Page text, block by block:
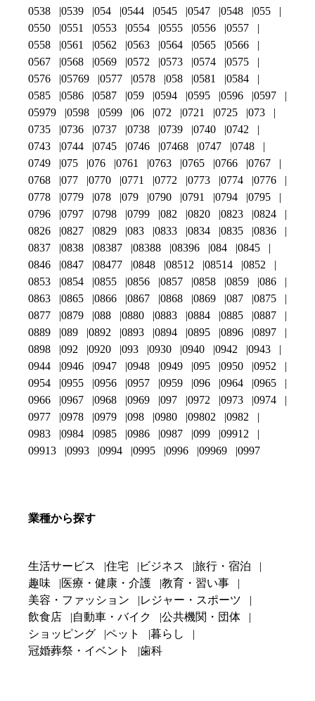
0538
0539 054 0544 0545 0547 0548
055
0550
0551 0553 0554 0555 0556
0557
0558
0561 0562 0563 0564 0565
0566
0567
0568 0569 0572 0573 0574
0575
0576
05769 0577 0578 058 0581
0584
0585
0586 0587 059 0594 0595 0596
0597
05979
0598 0599 06 072 0721 0725
073
0735
0736 0737 0738 0739 0740
0742
0743
0744 0745 0746 07468 0747
0748
0749
075 076 0761 0763 0765 0766
0767
0768
077 0770 0771 0772 0773 0774
0776
0778
0779 078 079 0790 0791 0794
0795
0796
0797 0798 0799 082 0820 0823
0824
0826
0827 0829 083 0833 0834 0835
0836
0837
0838 08387 08388 08396 084
0845
0846
0847 08477 0848 08512 08514
0852
0853
0854 0855 0856 0857 0858 0859
086
0863
0865 0866 0867 0868 0869 087
0875
0877
0879 088 0880 0883 0884 0885
0887
0889
089 0892 0893 0894 0895 0896
0897
0898
092 0920 093 0930 0940 0942
0943
0944
0946 0947 0948 0949 095 0950
0952
0954
0955 0956 0957 0959 096 0964
0965
0966
0967 0968 0969 097 0972 0973
0974
0977
0978 0979 098 0980 09802
0982
0983
0984 0985 0986 0987 099
09912
09913
0993 0994 0995 0996 09969 0997
業種から探す
生活サービス 住宅 ビジネス
旅行・宿泊
趣味
医療・健康・介護
教育・習い事
美容・ファッション
レジャー・スポーツ
飲食店
自動車・バイク
公共機関・団体
ショッピング
ペット
暮らし
冠婚葬祭・イベント
歯科